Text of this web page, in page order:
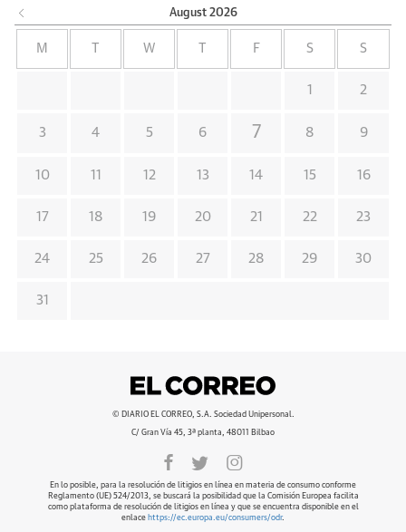
August 2026
M W F S S
1 2
3 4 5 6 7 8 9
10 11 12 13 14 15 16
17 18 19 20 21 22 23
24 25 26 27 28 29 30
31
© DIARIO EL CORREO, S.A. Sociedad Unipersonal.
C/ Gran Vía 45, 3ª planta, 48011 Bilbao
En lo posible, para la resolución de litigios en línea en materia de consumo conforme
Reglamento (UE) 524/2013, se buscará la posibilidad que la Comisión Europea facilita
como plataforma de resolución de litigios en línea y que se encuentra disponible en el
enlace https://ec.europa.eu/consumers/odr.